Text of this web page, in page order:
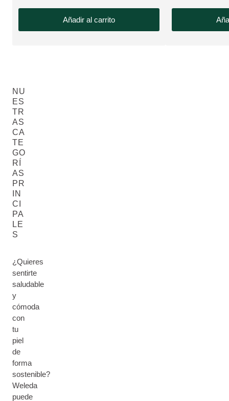
Añadir al carrito
NU
ES
TR
AS
CA
TE
GO
RÍ
AS
PR
IN
CI
PA
LE
S
¿Quieres
sentirte
saludable
y
cómoda
con
tu
piel
de
forma
sostenible?
Weleda
puede